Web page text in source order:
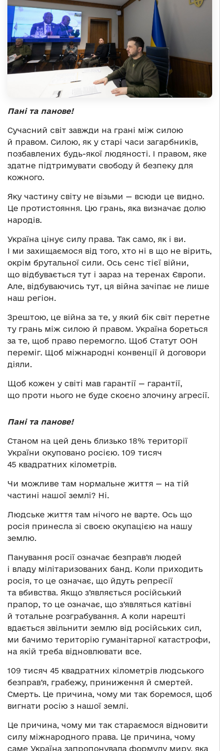
Пані та панове!
Сучасний світ завжди на грані між силою
й правом. Силою, як у старі часи загарбників,
позбавлених будь-якої людяності. І правом, яке
здатне підтримувати свободу й безпеку для
кожного.
Яку частину світу не візьми — всюди це видно.
Це протистояння. Цю грань, яка визначає долю
народів.
Україна цінує силу права. Так само, як і ви.
І ми захищаємося від того, хто ні в що не вірить,
окрім брутальної сили. Ось сенс тієї війни,
що відбувається тут і зараз на теренах Європи.
Але, відбуваючись тут, ця війна зачіпає не лише
наш регіон.
Зрештою, це війна за те, у який бік світ перетне
ту грань між силою й правом. Україна бореться
за те, щоб право перемогло. Щоб Статут ООН
переміг. Щоб міжнародні конвенції й договори
діяли.
Щоб кожен у світі мав гарантії — гарантії,
що проти нього не буде скоєно злочину агресії.
Пані та панове!
Станом на цей день близько 18% території
України окуповано росією. 109 тисяч
45 квадратних кілометрів.
Чи можливе там нормальне життя — на тій
частині нашої землі? Ні.
Людське життя там нічого не варте. Ось що
росія принесла зі своєю окупацією на нашу
землю.
Панування росії означає безправ’я людей
і владу мілітаризованих банд. Коли приходить
росія, то це означає, що йдуть репресії
та вбивства. Якщо з’являється російський
прапор, то це означає, що з’являться катівні
й тотальне розграбування. А коли нарешті
вдається звільнити землю від російських сил,
ми бачимо територію гуманітарної катастрофи,
на якій треба відновлювати все.
109 тисяч 45 квадратних кілометрів людського
безправ’я, грабежу, приниження й смертей.
Смерть. Це причина, чому ми так боремося, щоб
вигнати росію з нашої землі.
Це причина, чому ми так стараємося відновити
силу міжнародного права. Це причина, чому
саме Україна запропонувала формулу миру, яка